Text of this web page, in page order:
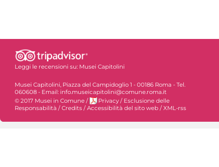
Leggi le recensioni su: Musei Capitolini
Musei Capitolini, Piazza del Campidoglio 1 - 00186 Roma - Tel.
060608 - Email: info.museicapitolini@comune.roma.it
© 2017 Musei in Comune / Privacy / Esclusione delle
Responsabilità / Credits / Accessibilità del sito web / XML-rss